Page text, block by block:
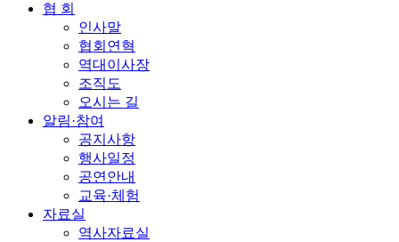
협 회
인사말
협회연혁
역대이사장
조직도
오시는 길
알림·참여
공지사항
행사일정
공연안내
교육·체험
자료실
역사자료실